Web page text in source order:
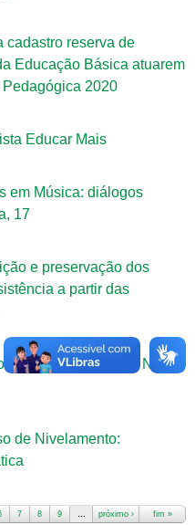
cadastro reserva de
Educação Básica atuarem
2020
Educar Mais
em Música: diálogos
17
e preservação dos
a partir das
Coronavírus divulga Nota
de Nivelamento:
7 8 9 … próximo › fim »